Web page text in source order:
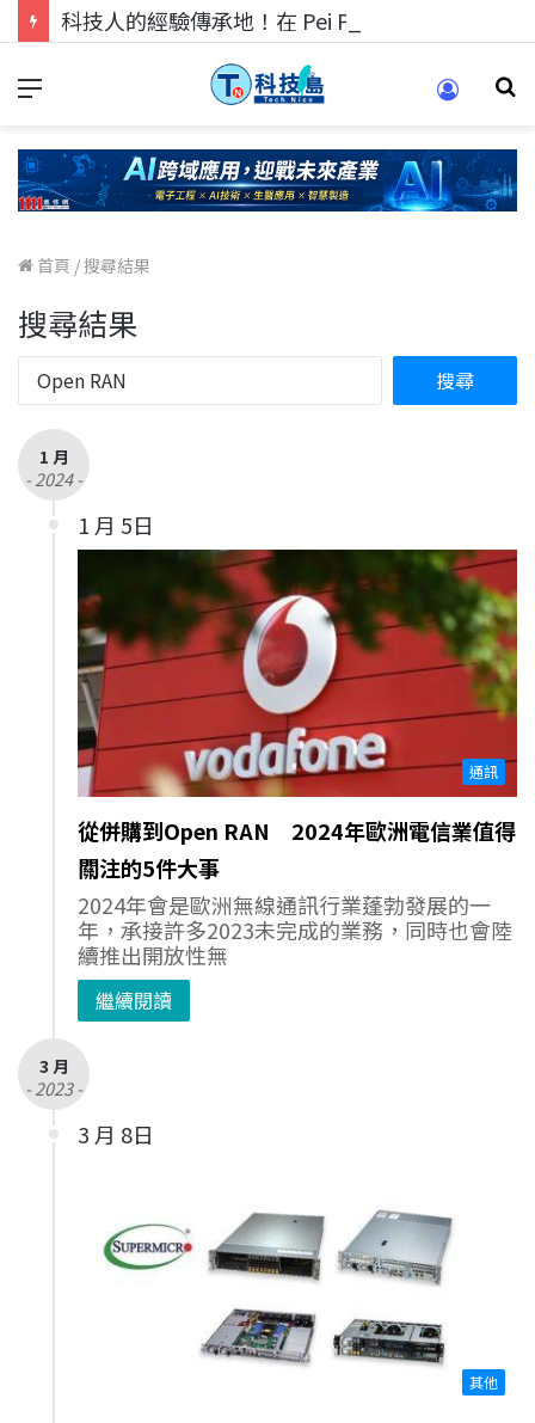
首頁 /搜尋結果
搜尋結果
1 月
- 2024 -
1 月 5日
通訊
從併購到Open RAN 2024年歐洲電信業值得
關注的5件大事
2024年會是歐洲無線通訊行業蓬勃發展的一
年，承接許多2023未完成的業務，同時也會陸
續推出開放性無
繼續閱讀
3 月
- 2023 -
3 月 8日
其他